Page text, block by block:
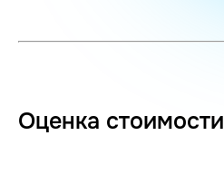
Оценка стоимости